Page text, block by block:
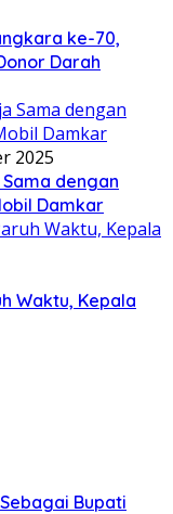
ke-70,
Darah
2025
dengan
Damkar
Waktu, Kepala
Bupati